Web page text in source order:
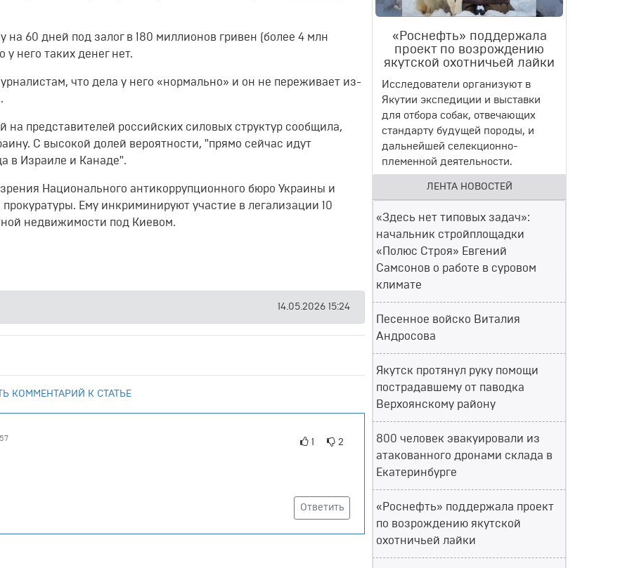
на 60 дней под залог в 180 миллионов гривен (более 4 млн
него таких денег нет.
что дела у него «нормально» и он не переживает из-
на представителей российских силовых структур сообщила,
. С высокой долей вероятности, "прямо сейчас идут
в Израиле и Канаде".
Национального антикоррупционного бюро Украины и
Ему инкриминируют участие в легализации 10
недвижимости под Киевом.
14.05.2026 15:24
КОММЕНТАРИЙ К СТАТЬЕ
1 2
Ответить
«Роснефть» поддержала
проект по возрождению
якутской охотничьей лайки
Исследователи организуют в
Якутии экспедиции и выставки
для отбора собак, отвечающих
стандарту будущей породы, и
дальнейшей селекционно-
племенной деятельности.
ЛЕНТА НОВОСТЕЙ
«Здесь нет типовых задач»:
начальник стройплощадки
«Полюс Строя» Евгений
Самсонов о работе в суровом
климате
Песенное войско Виталия
Андросова
Якутск протянул руку помощи
пострадавшему от паводка
Верхоянскому району
800 человек эвакуировали из
атакованного дронами склада в
Екатеринбурге
«Роснефть» поддержала проект
по возрождению якутской
охотничьей лайки